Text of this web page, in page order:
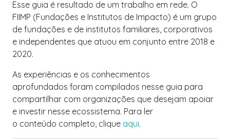
Esse guia é resultado de um trabalho em rede. O
FIIMP (Fundações e Institutos de Impacto) é um grupo
de fundações e de institutos familiares, corporativos
e independentes que atuou em conjunto entre 2018 e
2020.
As experiências e os conhecimentos
aprofundados foram compilados nesse guia para
compartilhar com organizações que desejam apoiar
e investir nesse ecossistema. Para ler
o conteúdo completo, clique aqui.